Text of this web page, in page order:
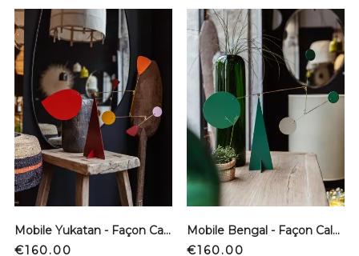
Mobile Yukatan - Façon Calder
Price
€160.00
Mobile Bengal - Façon Calder
Price
€160.00